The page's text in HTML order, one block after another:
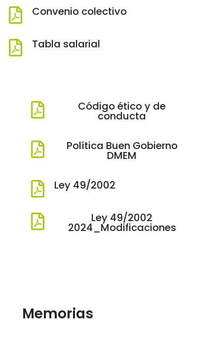
 Convenio colectivo
 Tabla salarial
 Código ético y de
conducta
 Política Buen Gobierno
DMEM
 Ley 49/2002
 Ley 49/2002
2024_Modificaciones
Memorias